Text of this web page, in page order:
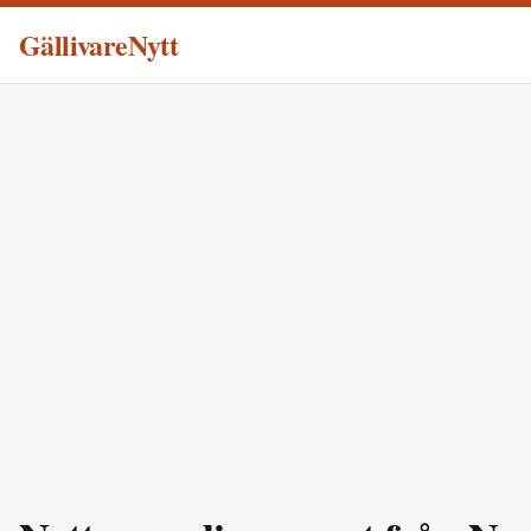
GällivareNytt